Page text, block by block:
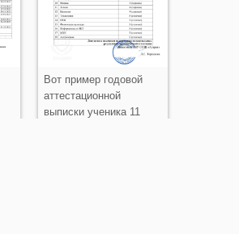
Вот пример годовой
аттестационной
выписки ученика 11